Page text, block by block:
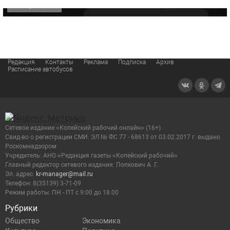
Редакция Контакты Реклама Подписка
Архив
Расписание автобусов
Рубрики
Общество
Экономика
Сетевое издание «Копейский рабочий онлайн» (16+)
Cвид-во о регистрации СМИ: ЭЛ № ФС 77 - 68613 от 03.02.2017 г. выдано
Роскомнадзором
Учредитель: АНО «Редакция газеты «Копейский рабочий»
Главный редактор сетевого издания: Попкович А. Г.
Эл. адрес: kr-manager@mail.ru
Телефон: 8(35139) 3-71-09
Режим работы: ПН - ПТ с 9:00 до 18:00